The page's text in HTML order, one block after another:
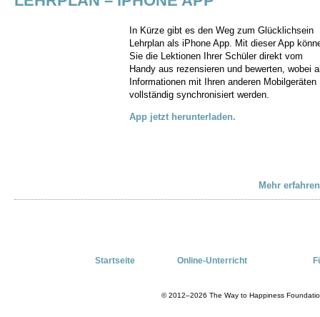
In Kürze gibt es den Weg zum Glücklichsein
Lehrplan als iPhone App. Mit dieser App
Sie die Lektionen Ihrer Schüler direkt vom
Handy aus rezensieren und bewerten, wobei
Informationen mit Ihren anderen Mobilgeräten
vollständig synchronisiert werden.
App jetzt herunterladen.
Mehr
Startseite Online-Unterricht
© 2012–2026 The Way to Happiness